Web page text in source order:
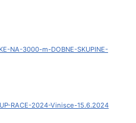
NA-3000-m-DOBNE-SKUPINE-
RACE-2024-Vinisce-15.6.2024